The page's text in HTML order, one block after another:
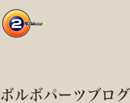
ボルボパーツブログ